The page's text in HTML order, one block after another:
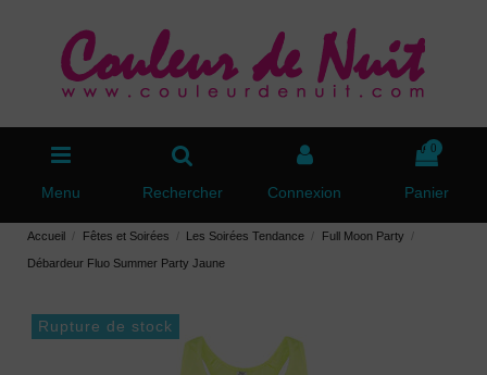
Menu Rechercher Connexion
0
Panier
Accueil Fêtes et Soirées Les Soirées Tendance Full Moon Party
Débardeur Fluo Summer Party Jaune
Rupture de stock